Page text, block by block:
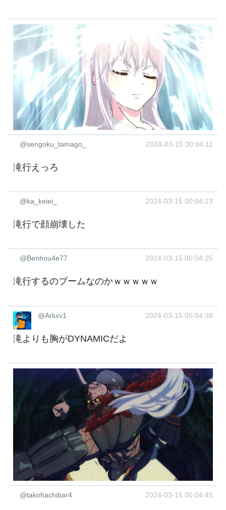
@sengoku_tamago_ 2024-03-15 00:04:11
滝行えっろ
@ka_keiei_ 2024-03-15 00:04:23
滝行で顔崩壊した
@Benhou4e77 2024-03-15 00:04:25
滝行するのブームなのかｗｗｗｗｗ
@Arkxv1 2024-03-15 00:04:38
滝よりも胸がDYNAMICだよ
@takohachibar4 2024-03-15 00:04:45